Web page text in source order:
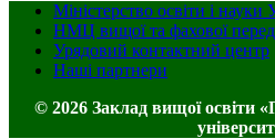
Міністерство освіти і науки
НМЦ вищої та фахової
Урядовий контактний центр
Наші партнери
© 2026 Заклад вищої освіти